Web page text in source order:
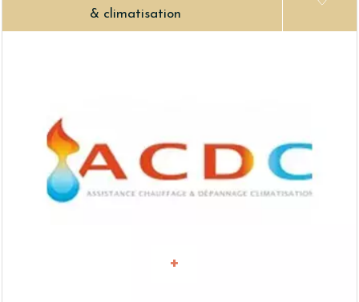
& climatisation